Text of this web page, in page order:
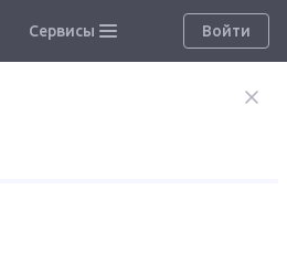
Сервисы Войти